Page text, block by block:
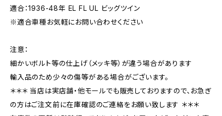
適合：1936-48年 EL FL UL ビッグツイン
※適合車種お気軽にお問い合わせください
注意：
細かいボルト等の仕上げ（メッキ等）が違う場合があります
輸入品のため少々の傷等がある場合がございます。
＊＊＊ 当店は実店舗・他モールでも販売しておりますので、お急ぎ
の方はご注文前に在庫確認のご連絡をお願い致します ＊＊＊